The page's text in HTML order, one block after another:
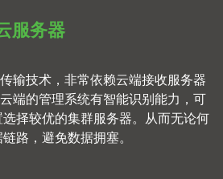
服务器
输技术，非常依赖云端接收服务器
端的管理系统有智能识别能力，可
择较优的集群服务器。从而无论何
路，避免数据拥塞。